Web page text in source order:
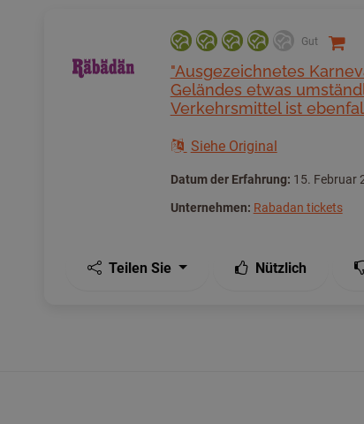
Gut
"Ausgezeichnetes
Geländes etwas
Verkehrsmittel ist
Siehe Original
Datum der Erfahrung: 15. Februar
Unternehmen: Rabadan tickets
Teilen Sie Nützlich